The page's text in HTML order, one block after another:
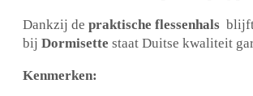
Dankzij de praktische flessenhals blijft
bij Dormisette staat Duitse kwaliteit
Kenmerken: